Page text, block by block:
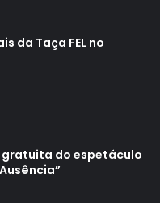
A Feira
participará,
de produtos
da Taça FEL no
gratuita do espetáculo